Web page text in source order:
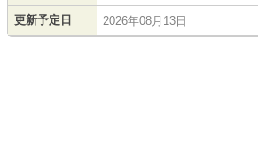
更新予定日 2026年08月13日